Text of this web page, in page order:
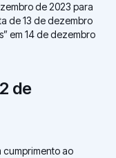
de 2023 para
de 13 de dezembro
em 14 de dezembro
de
cumprimento ao